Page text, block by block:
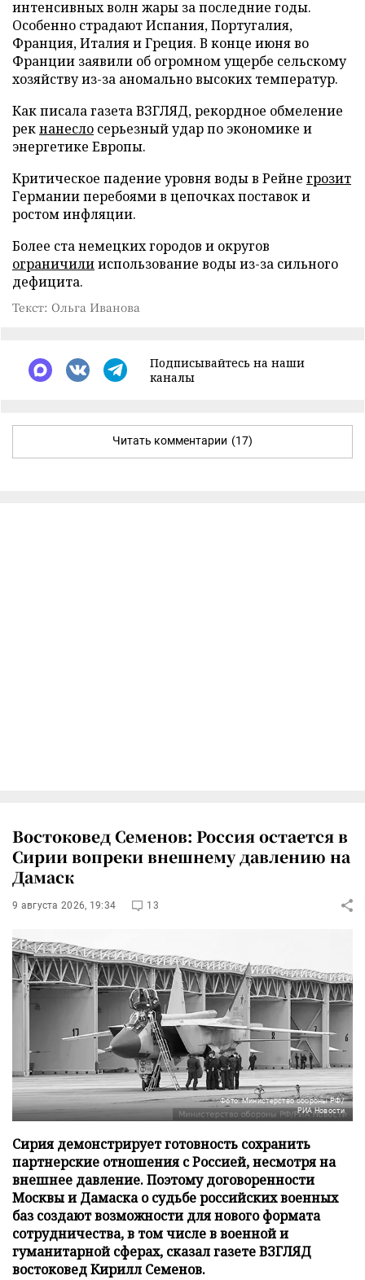
интенсивных волн жары за последние годы.
Особенно страдают Испания, Португалия,
Франция, Италия и Греция. В конце июня во
Франции заявили об огромном ущербе сельскому
хозяйству из-за аномально высоких температур.
Как писала газета ВЗГЛЯД, рекордное обмеление
рекнанесло серьезный удар по экономике и
энергетике Европы.
Критическое падение уровня воды в Рейне грозит
Германии перебоями в цепочках поставок и
ростом инфляции.
Более ста немецких городов и округов
ограничилииспользование воды из-за сильного
дефицита.
Текст: Ольга Иванова
Подписывайтесь на наши
каналы
Читать комментарии (17)
Востоковед Семенов: Россия остается в
Сирии вопреки внешнему давлению на
Дамаск
9 августа 2026, 19:34 13
Фото: Министерство обороны РФ/
РИА Новости
Сирия демонстрирует готовность сохранить
партнерские отношения с Россией, несмотря на
внешнее давление. Поэтому договоренности
Москвы и Дамаска о судьбе российских военных
баз создают возможности для нового формата
сотрудничества, в том числе в военной и
гуманитарной сферах, сказал газете ВЗГЛЯД
востоковед Кирилл Семенов.